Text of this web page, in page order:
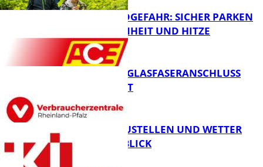
FB News
WALDBRANDGEFAHR: SICHER PARKEN
BEI TROCKENHEIT UND HITZE
WARUM EIN GLASFASERANSCHLUSS
SINNVOLL IST
PARKEN, BAUSTELLEN UND WETTER
DIGITAL IM BLICK